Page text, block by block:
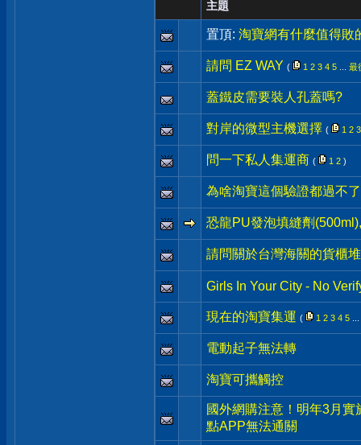
主題
置頂: 淘寶網有什麼值得敗
請問 EZ WAY ( 1 2 3 4 5 最
蓋鐵皮需要裝人孔蓋嗎?
對岸的微型主機選擇 ( 1 2 3
問一下私人集運商 ( 1 2 )
為啥淘寶這個驗證都過不
恐龍PU發泡填縫劑
請問關於台灣海關的貨櫃
Girls In Your City - No
現在的淘寶集運 ( 1 2 3 4 5
電動起子無法轉
淘寶可攜觸控
國外網購注意！明年3月
點APP無法通關